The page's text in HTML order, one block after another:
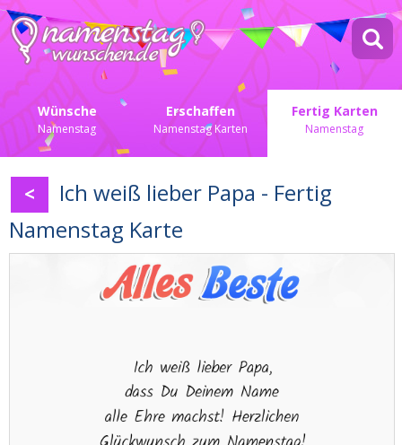
Wünsche
Namenstag
Erschaffen
Namenstag Karten
Fertig Karten
Namenstag
<
Ich weiß lieber Papa - Fertig
Namenstag Karte